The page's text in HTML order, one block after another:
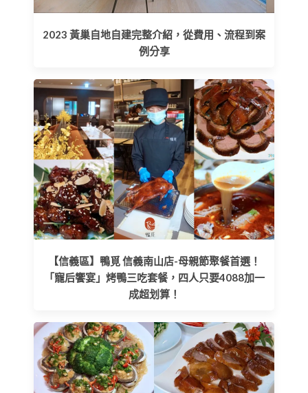
2023 黃巢自地自建完整介紹，從費用、流程到案
例分享
【信義區】鴨覓 信義南山店-母親節聚餐首選！
「寵后饗宴」烤鴨三吃套餐，四人只要4088加一
成超划算！